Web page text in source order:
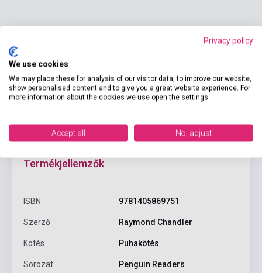
Kosárba
Termékjellemzők
ISBN 9781405869751
Szerző Raymond Chandler
Kötés Puhakötés
Sorozat Penguin Readers
Privacy policy
We use cookies
We may place these for analysis of our visitor data, to improve our website,
show personalised content and to give you a great website experience. For
more information about the cookies we use open the settings.
Accept all No, adjust